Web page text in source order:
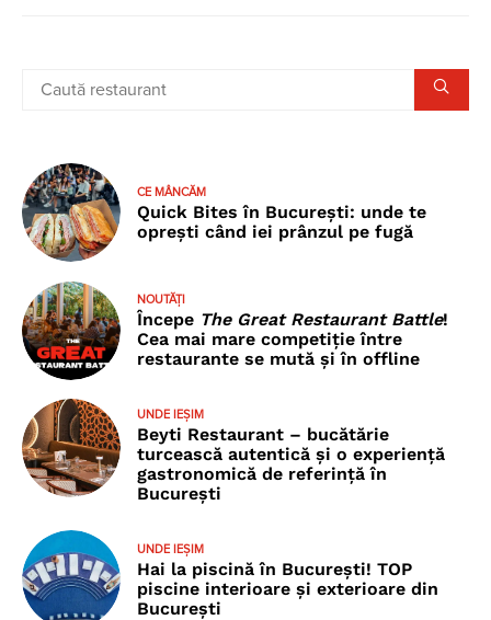
CE MÂNCĂM
Quick Bites în București: unde te
oprești când iei prânzul pe fugă
NOUTĂȚI
Începe The Great Restaurant Battle!
Cea mai mare competiție între
restaurante se mută și în offline
UNDE IEȘIM
Beyti Restaurant – bucătărie
turcească autentică și o experiență
gastronomică de referință în
București
UNDE IEȘIM
Hai la piscină în București! TOP
piscine interioare și exterioare din
București